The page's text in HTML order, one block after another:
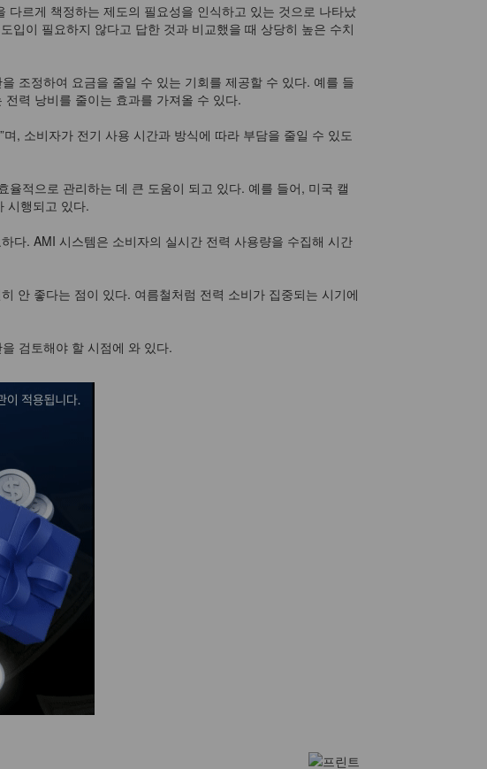
르게 책정하는 제도의 필요성을 인식하고 있는 것으로 나타났
입이 필요하지 않다고 답한 것과 비교했을 때 상당히 높은 수치
조정하여 요금을 줄일 수 있는 기회를 제공할 수 있다. 예를 들
력 낭비를 줄이는 효과를 가져올 수 있다.
, 소비자가 전기 사용 시간과 방식에 따라 부담을 줄일 수 있도
적으로 관리하는 데 큰 도움이 되고 있다. 예를 들어, 미국 캘
시행되고 있다.
다. AMI 시스템은 소비자의 실시간 전력 사용량을 수집해 시간
안 좋다는 점이 있다. 여름철처럼 전력 소비가 집중되는 시기에
검토해야 할 시점에 와 있다.